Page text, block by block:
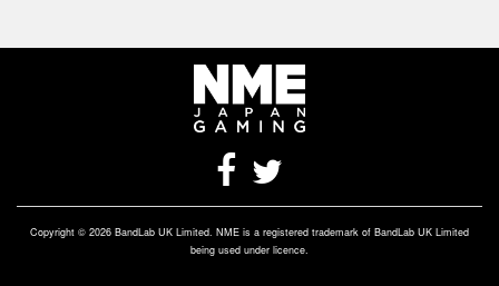
Copyright © 2026 BandLab UK Limited. NME is a registered trademark of BandLab UK Limited
being used under licence.